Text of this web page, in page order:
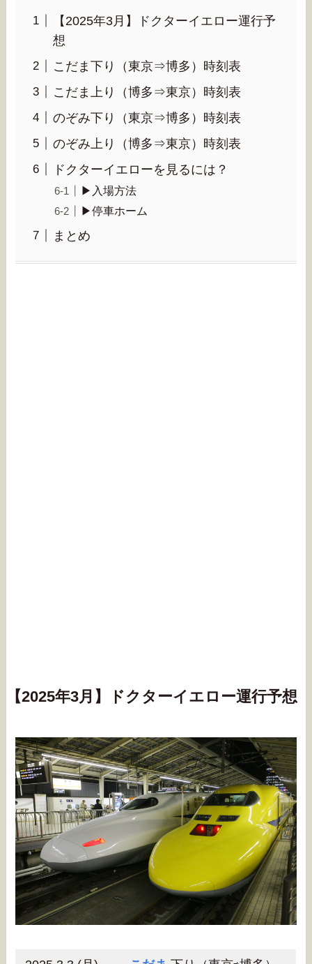
【2025年3月】ドクターイエロー運行予
想
こだま下り（東京⇒博多）時刻表
こだま上り（博多⇒東京）時刻表
のぞみ下り（東京⇒博多）時刻表
のぞみ上り（博多⇒東京）時刻表
ドクターイエローを見るには？
▶︎入場方法
▶︎停車ホーム
まとめ
【2025年3月】ドクターイエロー運行予想